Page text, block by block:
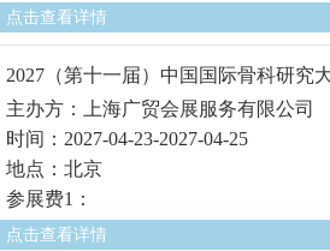
点击查看详情
2027（第十一届）中国国际骨科研究
主办方：上海广贸会展服务有限公司
时间：2027-04-23-2027-04-25
地点：北京
参展费1：
点击查看详情